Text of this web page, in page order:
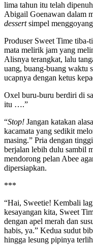
lima tahun itu telah
Abigail Goenawan dalam
dessertsimpel
Produser Sweet Time tiba-
mata melirik jam yang
Alisnya terangkat, lalu
uang, buang-buang waktu
ucapnya dengan ketus
Oxel buru-buru berdiri di
itu ….”
“Stop! Jangan katakan
kacamata yang sedikit
masing.” Pria dengan
berjalan lebih dulu sambil
mendorong pelan Abee
dipersiapkan.
***
“Hai, Sweetie! Kembali
kesayangan kita, Sweet
dengan apel merah dan
habis, ya.” Kedua sudut
hingga lesung pipinya